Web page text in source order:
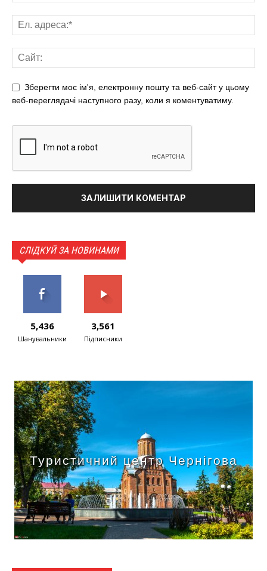
Зберегти моє ім'я, електронну пошту та веб-сайт у цьому
веб-переглядачі наступного разу, коли я коментуватиму.
СЛІДКУЙ ЗА НОВИНАМИ
5,436
Шанувальники
3,561
Підписники
Туристичний центр Чернігова